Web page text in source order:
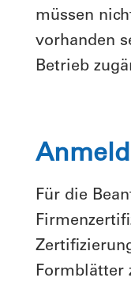
müssen
vorhanden
Betrieb
Für die
Formblätter